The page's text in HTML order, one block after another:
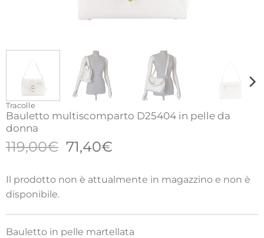
Tracolle
Bauletto multiscomparto D25404 in pelle da
donna
119,00€ Il
originale
era:
71,40€
attuale
è:
Il prodotto non è attualmente in magazzino e non è
disponibile.
Bauletto in pelle martellata